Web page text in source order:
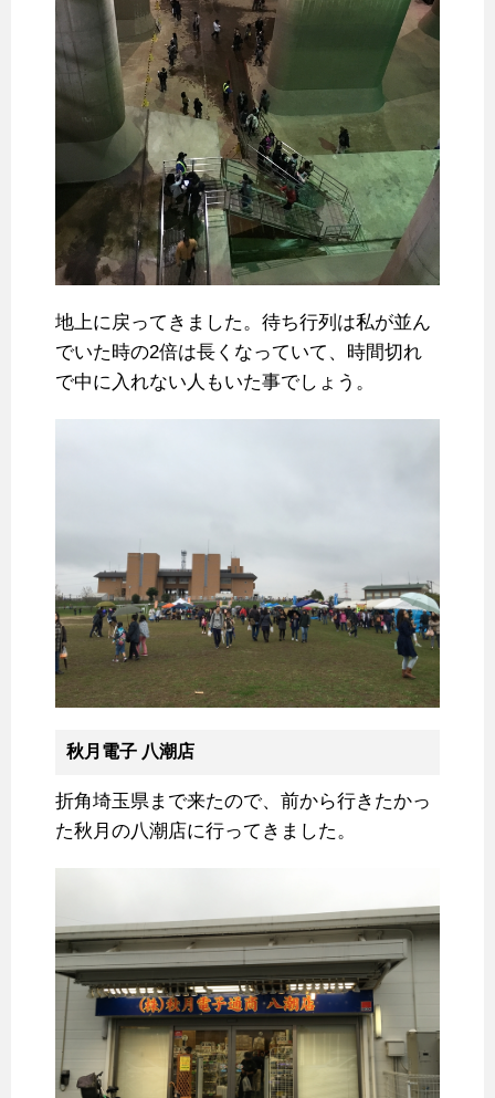
地上に戻ってきました。待ち行列は私が並ん
でいた時の2倍は長くなっていて、時間切れ
で中に入れない人もいた事でしょう。
秋月電子 八潮店
折角埼玉県まで来たので、前から行きたかっ
た秋月の八潮店に行ってきました。